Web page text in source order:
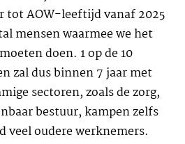
tot AOW-leeftijd vanaf 2025
mensen waarmee we het
doen. 1 op de 10
zal dus binnen 7 jaar met
sectoren, zoals de zorg,
bestuur, kampen zelfs
veel oudere werknemers.